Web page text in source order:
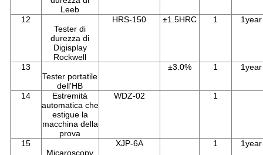
Leeb
12
Tester di
durezza di
Digisplay
Rockwell
HRS-150 ±1.5HRC 1 1year
13
Tester portatile
dell'HB
±3.0% 1 1year
14
Estremità
automatica che
estigue la
macchina della
prova
WDZ-02 1
15
Micaroscopy
XJP-6A 1 1year